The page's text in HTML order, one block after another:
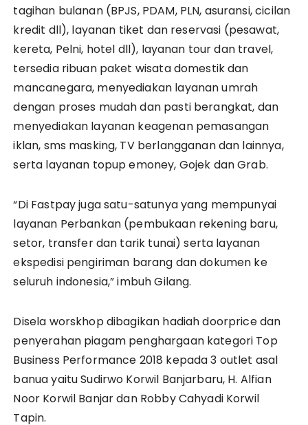
tagihan bulanan (BPJS, PDAM, PLN, asuransi, cicilan
kredit dll), layanan tiket dan reservasi (pesawat,
kereta, Pelni, hotel dll), layanan tour dan travel,
tersedia ribuan paket wisata domestik dan
mancanegara, menyediakan layanan umrah
dengan proses mudah dan pasti berangkat, dan
menyediakan layanan keagenan pemasangan
iklan, sms masking, TV berlangganan dan lainnya,
serta layanan topup emoney, Gojek dan Grab.
“Di Fastpay juga satu-satunya yang mempunyai
layanan Perbankan (pembukaan rekening baru,
setor, transfer dan tarik tunai) serta layanan
ekspedisi pengiriman barang dan dokumen ke
seluruh indonesia,” imbuh Gilang.
Disela worskhop dibagikan hadiah doorprice dan
penyerahan piagam penghargaan kategori Top
Business Performance 2018 kepada 3 outlet asal
banua yaitu Sudirwo Korwil Banjarbaru, H. Alfian
Noor Korwil Banjar dan Robby Cahyadi Korwil
Tapin.